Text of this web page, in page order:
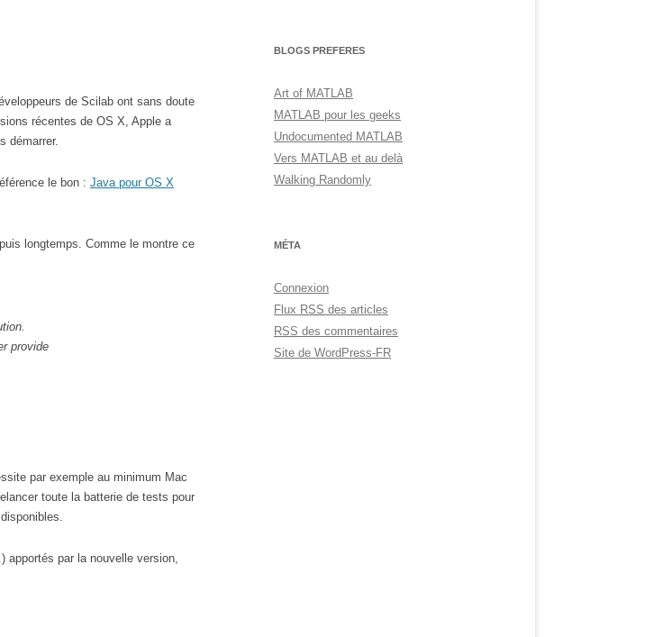
de Scilab ont sans doute
récentes de OS X, Apple a
démarrer.
le bon : Java pour OS X
longtemps. Comme le montre ce
provide
par exemple au minimum Mac
toute la batterie de tests pour
apportés par la nouvelle version,
BLOGS PREFERES
Art of MATLAB
MATLAB pour les geeks
Undocumented MATLAB
Vers MATLAB et au delà
Walking Randomly
MÉTA
Connexion
Flux RSS des articles
RSS des commentaires
Site de WordPress-FR